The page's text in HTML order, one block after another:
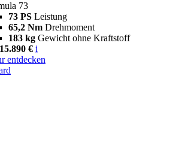
73
73 PS Leistung
65,2 Nm Drehmoment
183 kg Gewicht ohne Kraftstoff
€ i
entdecken